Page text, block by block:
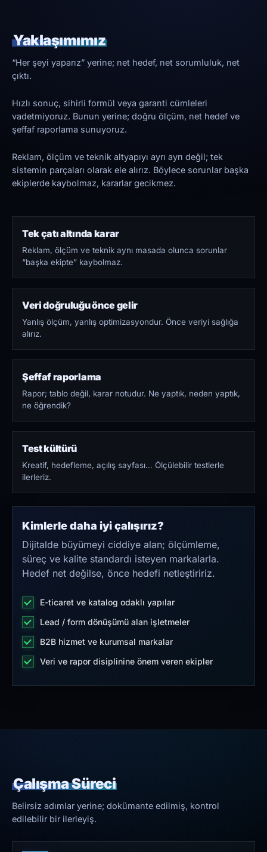
Yaklaşımımız
“Her şeyi yaparız” yerine; net hedef, net sorumluluk, net
çıktı.
Hızlı sonuç, sihirli formül veya garanti cümleleri
vadetmiyoruz. Bunun yerine; doğru ölçüm, net hedef ve
şeffaf raporlama sunuyoruz.
Reklam, ölçüm ve teknik altyapıyı ayrı ayrı değil; tek
sistemin parçaları olarak ele alırız. Böylece sorunlar başka
ekiplerde kaybolmaz, kararlar gecikmez.
Tek çatı altında karar
Reklam, ölçüm ve teknik aynı masada olunca sorunlar
“başka ekipte” kaybolmaz.
Veri doğruluğu önce gelir
Yanlış ölçüm, yanlış optimizasyondur. Önce veriyi sağlığa
alırız.
Şeffaf raporlama
Rapor; tablo değil, karar notudur. Ne yaptık, neden yaptık,
ne öğrendik?
Test kültürü
Kreatif, hedefleme, açılış sayfası… Ölçülebilir testlerle
ilerleriz.
Kimlerle daha iyi çalışırız?
Dijitalde büyümeyi ciddiye alan; ölçümleme,
süreç ve kalite standardı isteyen markalarla.
Hedef net değilse, önce hedefi netleştiririz.
E-ticaret ve katalog odaklı yapılar
Lead / form dönüşümü alan işletmeler
B2B hizmet ve kurumsal markalar
Veri ve rapor disiplinine önem veren ekipler
Çalışma Süreci
Belirsiz adımlar yerine; dokümante edilmiş, kontrol
edilebilir bir ilerleyiş.